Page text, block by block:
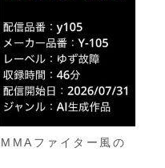
ファイター風の